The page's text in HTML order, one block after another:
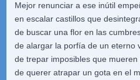
Mejor renunciar a ese inútil
en escalar castillos que
de buscar una flor en las
de alargar la porfía de un eterno
de trepar imposibles que mueren
de querer atrapar un gota en el